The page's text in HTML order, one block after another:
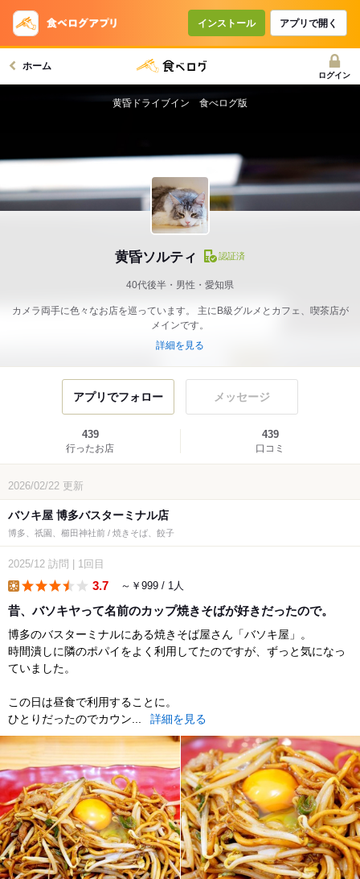
インストール アプリで開く
ホーム
ログイン
黄昏ソルティ 認証済
40代後半・男性・愛知県
カメラ両手に色々なお店を巡っています。 主にB級グルメとカフェ、喫茶店が
メインです。
詳細を見る
黄昏ドライブイン 食べログ版
アプリでフォロー メッセージ
439
行ったお店
439
口コミ
2026/02/22 更新
バソキ屋 博多バスターミナル店
博多、祇園、櫛田神社前 / 焼きそば、餃子
2025/12 訪問 1回目
3.7 ～￥999 / 1人
昔、バソキヤって名前のカップ焼きそばが好きだったので。
博多のバスターミナルにある焼きそば屋さん「バソキ屋」。
時間潰しに隣のポパイをよく利用してたのですが、ずっと気になっ
ていました。
この日は昼食で利用することに。
ひとりだったのでカウン...
詳細を見る